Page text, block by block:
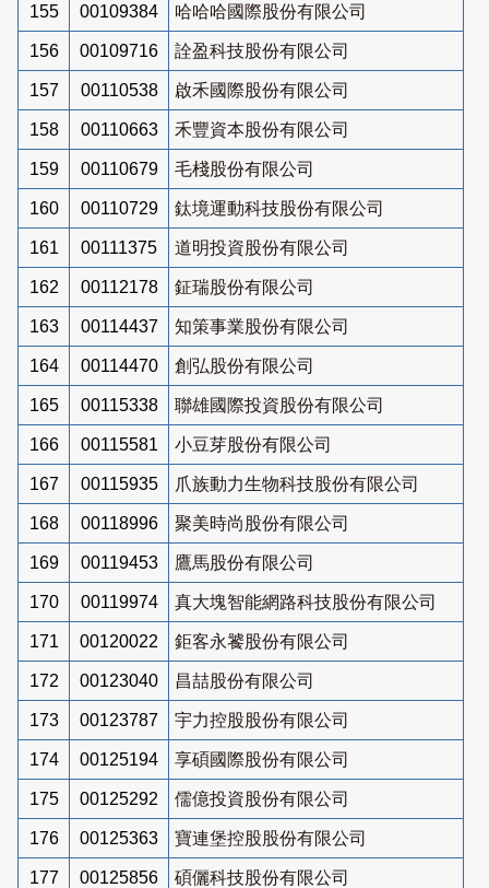
155 00109384 哈哈哈國際股份有限公司
156 00109716 詮盈科技股份有限公司
157 00110538 啟禾國際股份有限公司
158 00110663 禾豐資本股份有限公司
159 00110679 毛棧股份有限公司
160 00110729 鈦境運動科技股份有限公司
161 00111375 道明投資股份有限公司
162 00112178 鉦瑞股份有限公司
163 00114437 知策事業股份有限公司
164 00114470 創弘股份有限公司
165 00115338 聯雄國際投資股份有限公司
166 00115581 小豆芽股份有限公司
167 00115935 爪族動力生物科技股份有限公司
168 00118996 聚美時尚股份有限公司
169 00119453 鷹馬股份有限公司
170 00119974 真大塊智能網路科技股份有限公司
171 00120022 鉅客永饕股份有限公司
172 00123040 昌喆股份有限公司
173 00123787 宇力控股股份有限公司
174 00125194 享碩國際股份有限公司
175 00125292 儒億投資股份有限公司
176 00125363 寶連堡控股股份有限公司
177 00125856 碩儷科技股份有限公司